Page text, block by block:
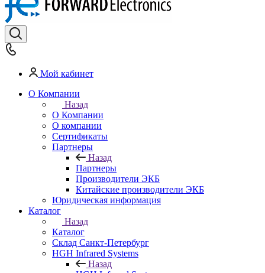
Мой кабинет
О Компании
Назад
О Компании
О компании
Сертификаты
Партнеры
Назад
Партнеры
Производители ЭКБ
Китайские производители ЭКБ
Юридическая информация
Каталог
Назад
Каталог
Cклад Санкт-Петербург
HGH Infrared Systems
Назад